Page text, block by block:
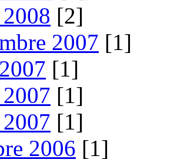
[2]
2007 [1]
[1]
[1]
[1]
2006 [1]